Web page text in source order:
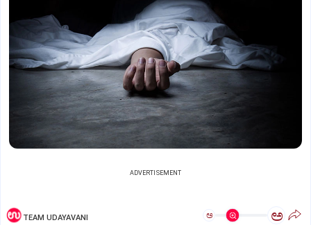
ADVERTISEMENT
TEAM UDAYAVANI ಅ ಅ